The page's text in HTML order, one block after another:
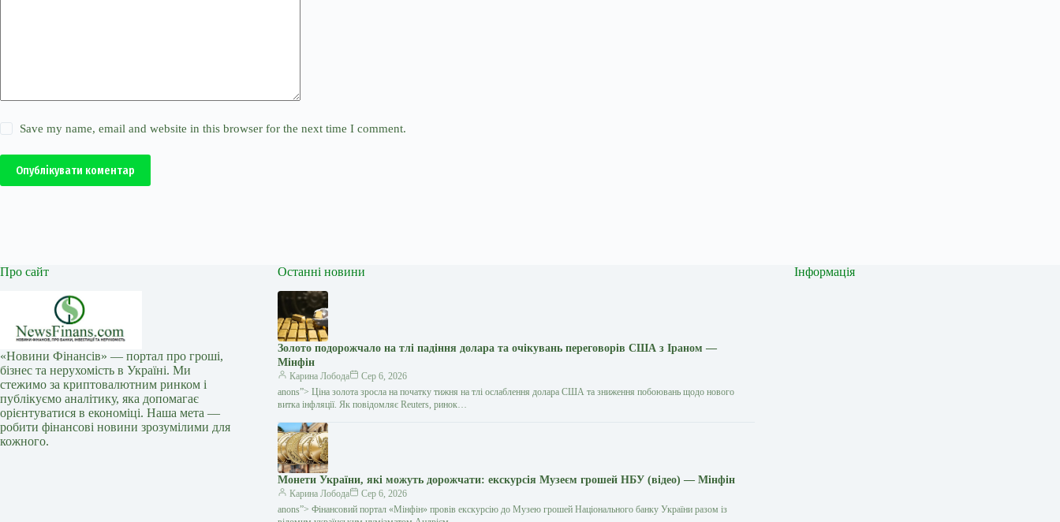
Save my name, email and website in this browser for the next time I comment.
Опублікувати коментар
Про сайт
«Новини Фінансів» — портал про гроші,
бізнес та нерухомість в Україні. Ми
стежимо за криптовалютним ринком і
публікуємо аналітику, яка допомагає
орієнтуватися в економіці. Наша мета —
робити фінансові новини зрозумілими для
кожного.
Останні новини
Золото подорожчало на тлі падіння долара та очікувань переговорів США з Іраном —
Мінфін
Карина Лобода
Сер 6, 2026
anons”> Ціна золота зросла на початку тижня на тлі ослаблення долара США та зниження побоювань щодо нового
витка інфляції. Як повідомляє Reuters, ринок…
Монети України, які можуть дорожчати: екскурсія Музеєм грошей НБУ (відео) — Мінфін
Карина Лобода
Сер 6, 2026
anons”> Фінансовий портал «Мінфін» провів екскурсію до Музею грошей Національного банку України разом із
Інформація